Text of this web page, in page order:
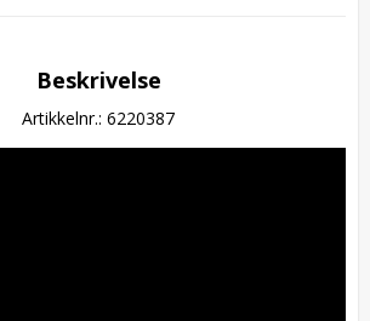
Beskrivelse
Artikkelnr.: 6220387